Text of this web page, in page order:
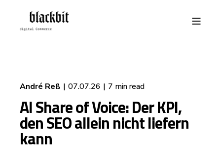
André Reß 07.07.26 7 min read
AI Share of Voice: Der KPI,
den SEO allein nicht liefern
kann